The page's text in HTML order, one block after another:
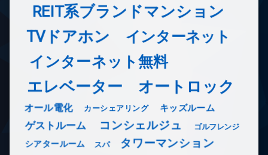
REIT系ブランドマンション
TVドアホン インターネット
インターネット無料
エレベーター オートロック
オール電化 カーシェアリング キッズルーム
ゲストルーム コンシェルジュ ゴルフレンジ
シアタールーム スパ タワーマンション